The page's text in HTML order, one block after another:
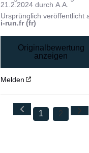
21.2.2024 durchA.A.
Ursprünglich veröffentlicht
i-run.fr (fr)
Originalbewertung
anzeigen
Melden
1 2